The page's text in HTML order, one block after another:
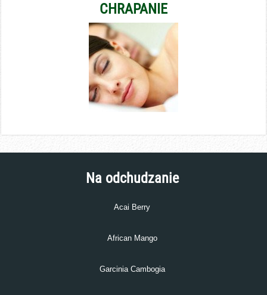
CHRAPANIE
Na odchudzanie
Acai Berry
African Mango
Garcinia Cambogia